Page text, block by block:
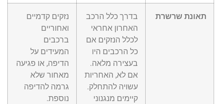
תאונת שרשרת
בדרך כלל הרכב
האחרון אחראי
לכלל הנזקים אם
כל הרכבים היו
בעצירה מלאה.
אם לא, האחריות
עשויה להתחלק.
קיימים מנגנוני
נזקים קדמיים
ואחוריים
ברכבים
המעידים על
הדיפה, או פגיעה
מאחור שלא
גרמה להדיפה
נוספת.